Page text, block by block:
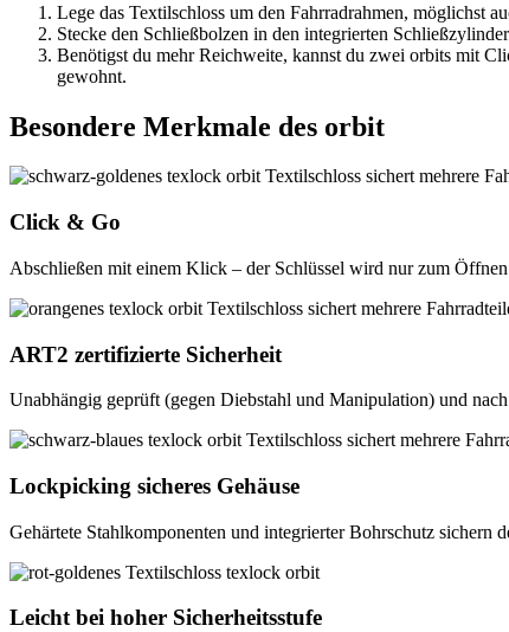
Lege das Textilschloss um den Fahrradrahmen, möglichst
Stecke den Schließbolzen in den integrierten
Benötigst du mehr Reichweite, kannst du zwei orbits mit
gewohnt.
Besondere Merkmale des orbit
Click & Go
Abschließen mit einem Klick – der Schlüssel wird nur zum
ART2 zertifizierte Sicherheit
Unabhängig geprüft (gegen Diebstahl und Manipulation) und
Lockpicking sicheres Gehäuse
Gehärtete Stahlkomponenten und integrierter Bohrschutz sichern
Leicht bei hoher Sicherheitsstufe